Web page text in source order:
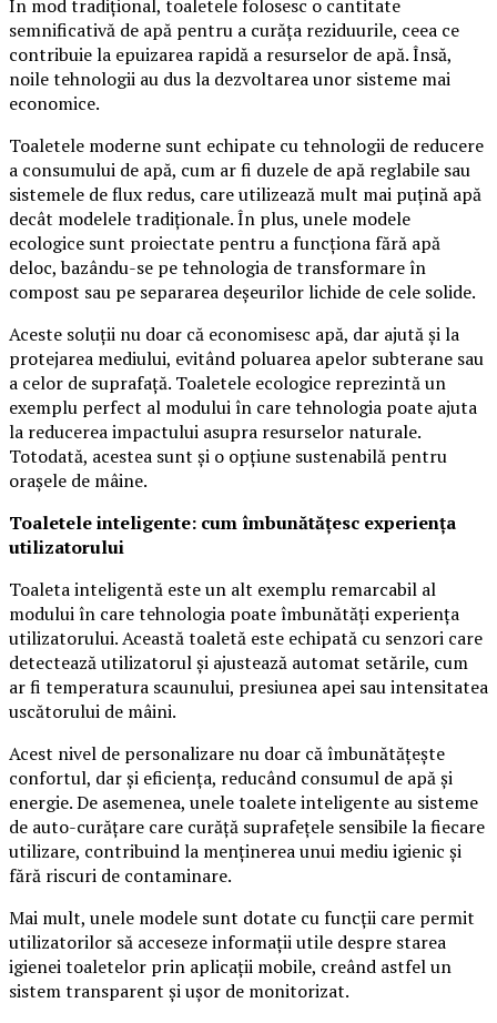
În mod tradițional, toaletele folosesc o cantitate
semnificativă de apă pentru a curăța reziduurile, ceea ce
contribuie la epuizarea rapidă a resurselor de apă. Însă,
noile tehnologii au dus la dezvoltarea unor sisteme mai
economice.
Toaletele moderne sunt echipate cu tehnologii de reducere
a consumului de apă, cum ar fi duzele de apă reglabile sau
sistemele de flux redus, care utilizează mult mai puțină apă
decât modelele tradiționale. În plus, unele modele
ecologice sunt proiectate pentru a funcționa fără apă
deloc, bazându-se pe tehnologia de transformare în
compost sau pe separarea deșeurilor lichide de cele solide.
Aceste soluții nu doar că economisesc apă, dar ajută și la
protejarea mediului, evitând poluarea apelor subterane sau
a celor de suprafață. Toaletele ecologice reprezintă un
exemplu perfect al modului în care tehnologia poate ajuta
la reducerea impactului asupra resurselor naturale.
Totodată, acestea sunt și o opțiune sustenabilă pentru
orașele de mâine.
Toaletele inteligente: cum îmbunătățesc experiența
utilizatorului
Toaleta inteligentă este un alt exemplu remarcabil al
modului în care tehnologia poate îmbunătăți experiența
utilizatorului. Această toaletă este echipată cu senzori care
detectează utilizatorul și ajustează automat setările, cum
ar fi temperatura scaunului, presiunea apei sau intensitatea
uscătorului de mâini.
Acest nivel de personalizare nu doar că îmbunătățește
confortul, dar și eficiența, reducând consumul de apă și
energie. De asemenea, unele toalete inteligente au sisteme
de auto-curățare care curăță suprafețele sensibile la fiecare
utilizare, contribuind la menținerea unui mediu igienic și
fără riscuri de contaminare.
Mai mult, unele modele sunt dotate cu funcții care permit
utilizatorilor să acceseze informații utile despre starea
igienei toaletelor prin aplicații mobile, creând astfel un
sistem transparent și ușor de monitorizat.